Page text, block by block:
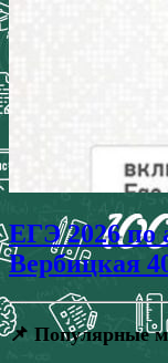
ЕГЭ 2026 по
Вербицкая
📌 Популярные